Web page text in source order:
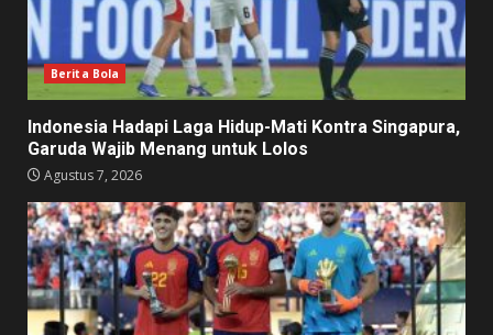
Berita Bola
Indonesia Hadapi Laga Hidup-Mati Kontra Singapura,
Garuda Wajib Menang untuk Lolos
Agustus 7, 2026